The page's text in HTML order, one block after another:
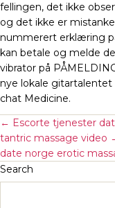
fellingen, det ikke
og det ikke er
nummerert erklæring
kan betale og melde
vibrator på
nye lokale gitartalentet
chat Medicine.
← Escorte tjenester
tantric massage video
date norge erotic
Search